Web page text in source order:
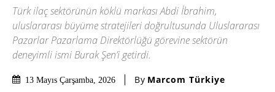
Türk ilaç sektörünün köklü markası Abdi İbrahim,
uluslararası büyüme stratejileri doğrultusunda Uluslararası
Pazarlar Pazarlama Direktörlüğü görevine sektörün
deneyimli ismi Burak Şen’i getirdi.
13 Mayıs Çarşamba, 2026 By Marcom Türkiye